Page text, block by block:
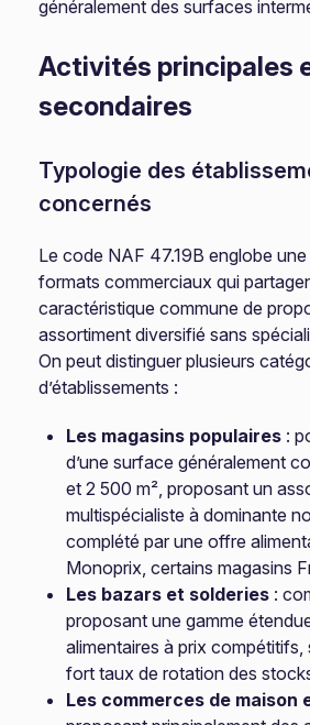
généralement des surfaces
Activités principales
secondaires
Typologie des
concernés
Le code NAF 47.19B englobe
formats commerciaux qui
caractéristique commune de
assortiment diversifié sans
On peut distinguer plusieurs
d’établissements :
Les magasins populaires :
d’une surface généralement
et 2 500 m², proposant un
multispécialiste à dominante
complété par une offre
Monoprix, certains magasins
Les bazars et solderies :
proposant une gamme
alimentaires à prix
fort taux de rotation des
Les commerces de maison